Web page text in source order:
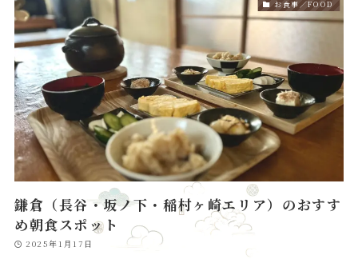
お食事／FOOD
鎌倉（長谷・坂ノ下・稲村ヶ崎エリア）のおすす
め朝食スポット
2025年1月17日